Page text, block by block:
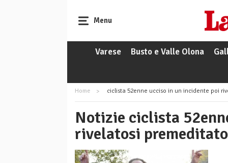
Menu
Varese Busto e Valle Olona
Home ciclista 52enne ucciso in un incidente poi
Notizie ciclista
rivelatosi premeditato